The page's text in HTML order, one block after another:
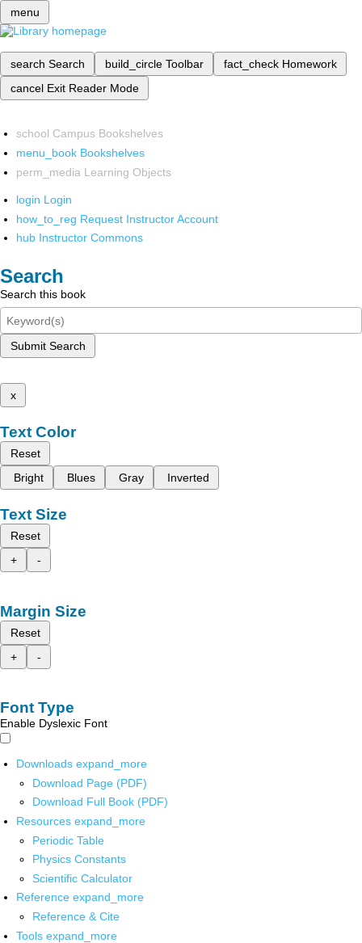
menu
search Search build_circle Toolbar fact_check Homework
cancel Exit Reader Mode
school Campus Bookshelves
menu_book Bookshelves
perm_media Learning Objects
login Login
how_to_reg Request Instructor Account
hub Instructor Commons
Search
Search this book
Submit Search
x
Text Color
Reset
Bright
Blues Gray Inverted
Text Size
Reset
+
-
Margin Size
Reset
+
-
Font Type
Enable Dyslexic Font
Downloads expand_more
Download Page (PDF)
Download Full Book (PDF)
Resources expand_more
Periodic Table
Physics Constants
Scientific Calculator
Reference expand_more
Reference & Cite
Tools expand_more